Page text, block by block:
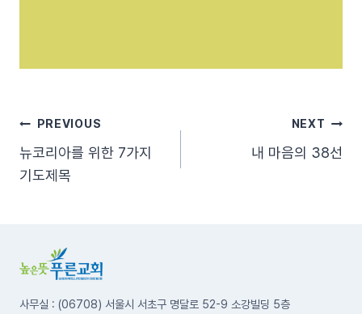
글
탐
PREVIOUS
뉴코리아를 위한 7가지
기도제목
NEXT
내 마음의 38선
사무실 : (06708) 서울시 서초구 명달로 52-9 소강빌딩 5층